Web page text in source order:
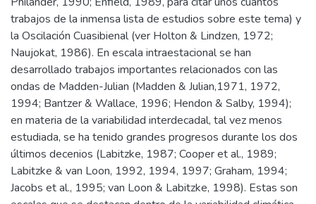
trabajos de la inmensa lista de estudios sobre este tema) y
la Oscilación Cuasibienal (ver Holton & Lindzen, 1972;
Naujokat, 1986). En escala intraestacional se han
desarrollado trabajos importantes relacionados con las
ondas de Madden-Julian (Madden & Julian,1971, 1972,
1994; Bantzer & Wallace, 1996; Hendon & Salby, 1994);
en materia de la variabilidad interdecadal, tal vez menos
estudiada, se ha tenido grandes progresos durante los dos
últimos decenios (Labitzke, 1987; Cooper et al., 1989;
Labitzke & van Loon, 1992, 1994, 1997; Graham, 1994;
Jacobs et al., 1995; van Loon & Labitzke, 1998). Estas son